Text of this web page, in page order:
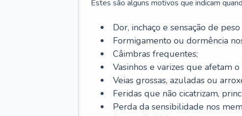
Estes são alguns motivos que indicam
Dor, inchaço e sensação de
Formigamento ou dormência
Câimbras frequentes;
Vasinhos e varizes que afetam
Veias grossas, azuladas ou
Feridas que não cicatrizam,
Perda da sensibilidade nos